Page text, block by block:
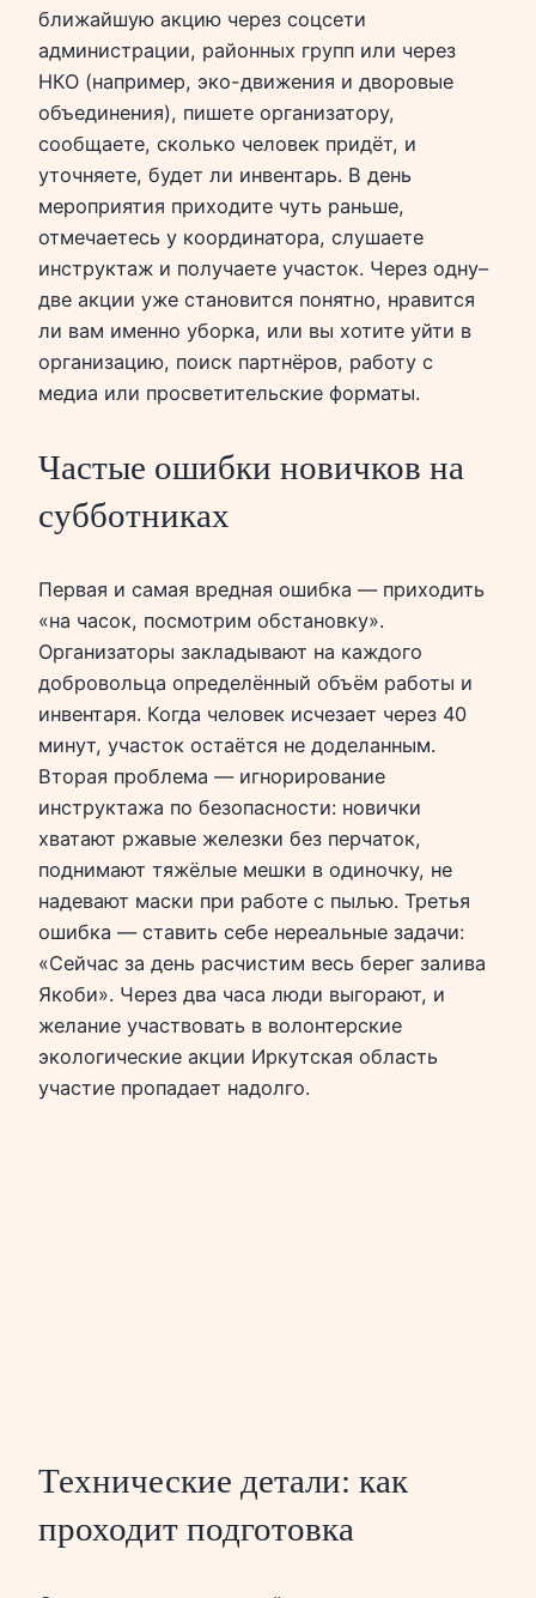
ближайшую акцию через соцсети
администрации, районных групп или через
НКО (например, эко-движения и дворовые
объединения), пишете организатору,
сообщаете, сколько человек придёт, и
уточняете, будет ли инвентарь. В день
мероприятия приходите чуть раньше,
отмечаетесь у координатора, слушаете
инструктаж и получаете участок. Через одну–
две акции уже становится понятно, нравится
ли вам именно уборка, или вы хотите уйти в
организацию, поиск партнёров, работу с
медиа или просветительские форматы.
Частые ошибки новичков на
субботниках
Первая и самая вредная ошибка — приходить
«на часок, посмотрим обстановку».
Организаторы закладывают на каждого
добровольца определённый объём работы и
инвентаря. Когда человек исчезает через 40
минут, участок остаётся не доделанным.
Вторая проблема — игнорирование
инструктажа по безопасности: новички
хватают ржавые железки без перчаток,
поднимают тяжёлые мешки в одиночку, не
надевают маски при работе с пылью. Третья
ошибка — ставить себе нереальные задачи:
«Сейчас за день расчистим весь берег залива
Якоби». Через два часа люди выгорают, и
желание участвовать в волонтерские
экологические акции Иркутская область
участие пропадает надолго.
Технические детали: как
проходит подготовка